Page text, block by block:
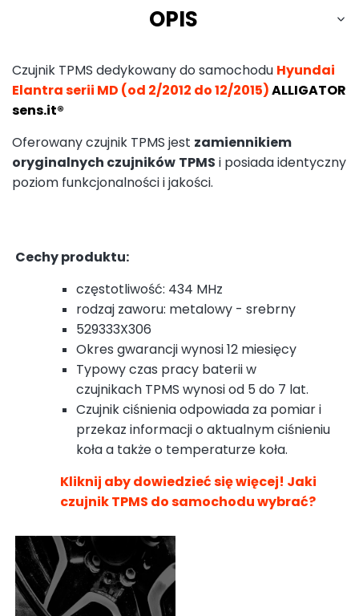
OPIS
Czujnik TPMS dedykowany do samochodu Hyundai
Elantra serii MD (od 2/2012 do 12/2015)ALLIGATOR
sens.it®
Oferowany czujnik TPMS jest zamiennikiem
oryginalnych czujników TPMS i posiada identyczny
poziom funkcjonalności i jakości.
Cechy produktu:
częstotliwość: 434 MHz
rodzaj zaworu: metalowy - srebrny
529333X306
Okres gwarancji wynosi 12 miesięcy
Typowy czas pracy baterii w
czujnikach TPMS wynosi od 5 do 7 lat.
Czujnik ciśnienia odpowiada za pomiar i
przekaz informacji o aktualnym ciśnieniu
koła a także o temperaturze koła.
Kliknij aby dowiedzieć się więcej! Jaki
czujnik TPMS do samochodu wybrać?